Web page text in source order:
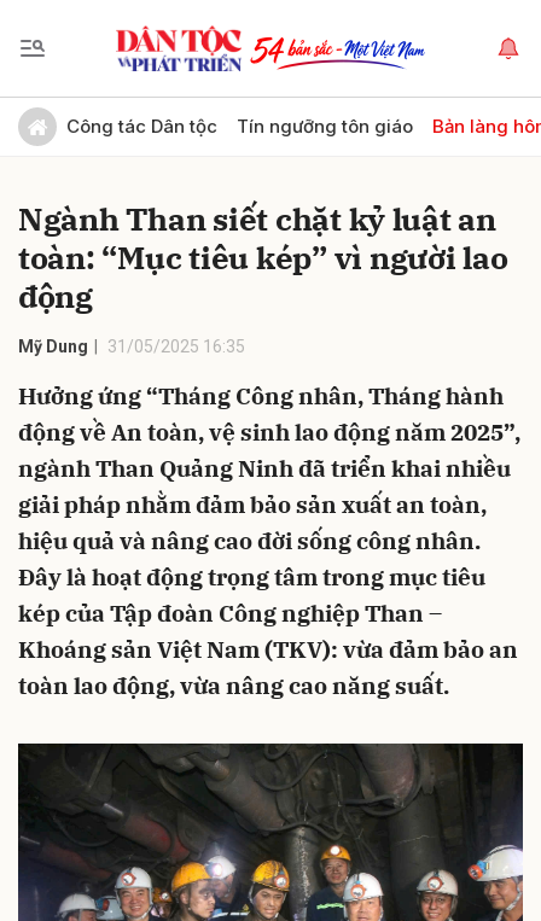
Công tác Dân tộc Tín ngưỡng tôn giáo Bản làng
Ngành Than siết chặt kỷ luật an
toàn: “Mục tiêu kép” vì người lao
động
Mỹ Dung 31/05/2025 16:35
Hưởng ứng “Tháng Công nhân, Tháng hành
động về An toàn, vệ sinh lao động năm 2025”,
ngành Than Quảng Ninh đã triển khai nhiều
giải pháp nhằm đảm bảo sản xuất an toàn,
hiệu quả và nâng cao đời sống công nhân.
Đây là hoạt động trọng tâm trong mục tiêu
kép của Tập đoàn Công nghiệp Than –
Khoáng sản Việt Nam (TKV): vừa đảm bảo an
toàn lao động, vừa nâng cao năng suất.
Gửi bình luận